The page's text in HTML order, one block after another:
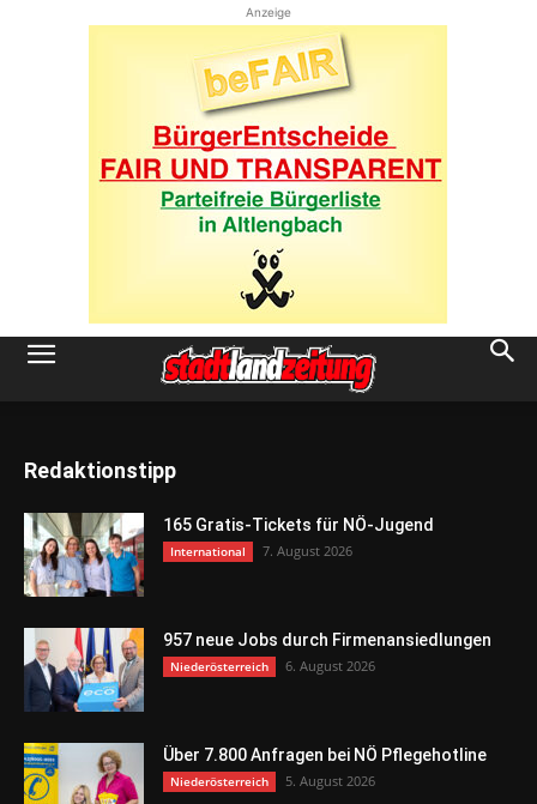
Anzeige
Redaktionstipp
165 Gratis-Tickets für NÖ-Jugend
International 7. August 2026
957 neue Jobs durch Firmenansiedlungen
Niederösterreich 6. August 2026
Über 7.800 Anfragen bei NÖ Pflegehotline
Niederösterreich 5. August 2026